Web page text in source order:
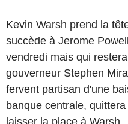
Kevin Warsh prend la
succède à Jerome
vendredi mais qui
gouverneur Stephen
fervent partisan d'une
banque centrale,
laisser la place à Warsh.